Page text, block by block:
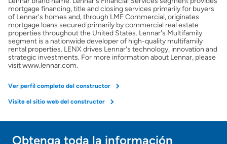
mortgage financing, title and closing services primarily for buyers
of Lennar's homes and, through LMF Commercial, originates
mortgage loans secured primarily by commercial real estate
properties throughout the United States. Lennar's Multifamily
segment is a nationwide developer of high-quality multifamily
rental properties. LENX drives Lennar's technology, innovation and
strategic investments. For more information about Lennar, please
visit www.lennar.com.
Ver perfil completo del constructor
Visite el sitio web del constructor
Obtenga toda la información